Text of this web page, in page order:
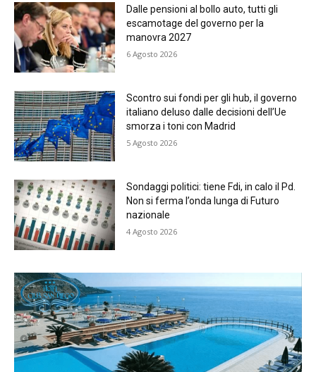
Dalle pensioni al bollo auto, tutti gli
escamotage del governo per la
manovra 2027
6 Agosto 2026
Scontro sui fondi per gli hub, il governo
italiano deluso dalle decisioni dell’Ue
smorza i toni con Madrid
5 Agosto 2026
Sondaggi politici: tiene Fdi, in calo il Pd.
Non si ferma l’onda lunga di Futuro
nazionale
4 Agosto 2026